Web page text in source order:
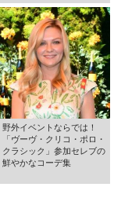
野外イベントならでは！
「ヴーヴ・クリコ・ポロ・
クラシック」参加セレブの
鮮やかなコーデ集